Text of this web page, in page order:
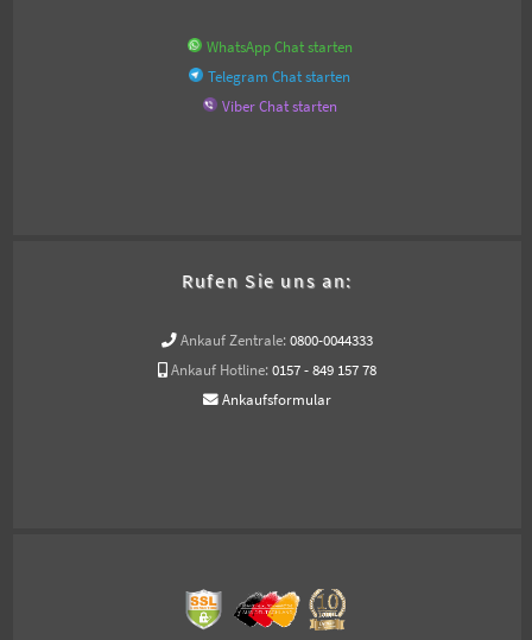
WhatsApp Chat starten
Telegram Chat starten
Viber Chat starten
Rufen Sie uns an:
Ankauf Zentrale: 0800-0044333
Ankauf Hotline: 0157 - 849 157 78
Ankaufsformular